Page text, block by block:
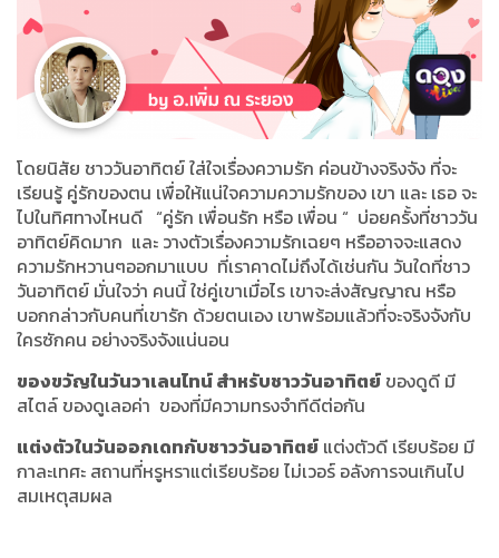
โดยนิสัย ชาววันอาทิตย์ ใส่ใจเรื่องความรัก ค่อนข้างจริงจัง ที่จะ
เรียนรู้ คู่รักของตน เพื่อให้แน่ใจความความรักของ เขา และ เธอ จะ
ไปในทิศทางไหนดี “คู่รัก เพื่อนรัก หรือ เพื่อน “ บ่อยครั้งที่ชาววัน
อาทิตย์คิดมาก และ วางตัวเรื่องความรักเฉยๆ หรืออาจจะแสดง
ความรักหวานๆออกมาแบบ ที่เราคาดไม่ถึงได้เช่นกัน วันใดที่ชาว
วันอาทิตย์ มั่นใจว่า คนนี้ ใช่คู่เขาเมื่อไร เขาจะส่งสัญญาณ หรือ
บอกกล่าวกับคนที่เขารัก ด้วยตนเอง เขาพร้อมแล้วที่จะจริงจังกับ
ใครซักคน อย่างจริงจังแน่นอน
ของขวัญในวันวาเลนไทน์ สำหรับชาววันอาทิตย์ ของดูดี มี
สไตล์ ของดูเลอค่า ของที่มีความทรงจำทีดีต่อกัน
แต่งตัวในวันออกเดทกับชาววันอาทิตย์ แต่งตัวดี เรียบร้อย มี
กาละเทศะ สถานที่หรูหราแต่เรียบร้อย ไม่เวอร์ อลังการจนเกินไป
สมเหตุสมผล